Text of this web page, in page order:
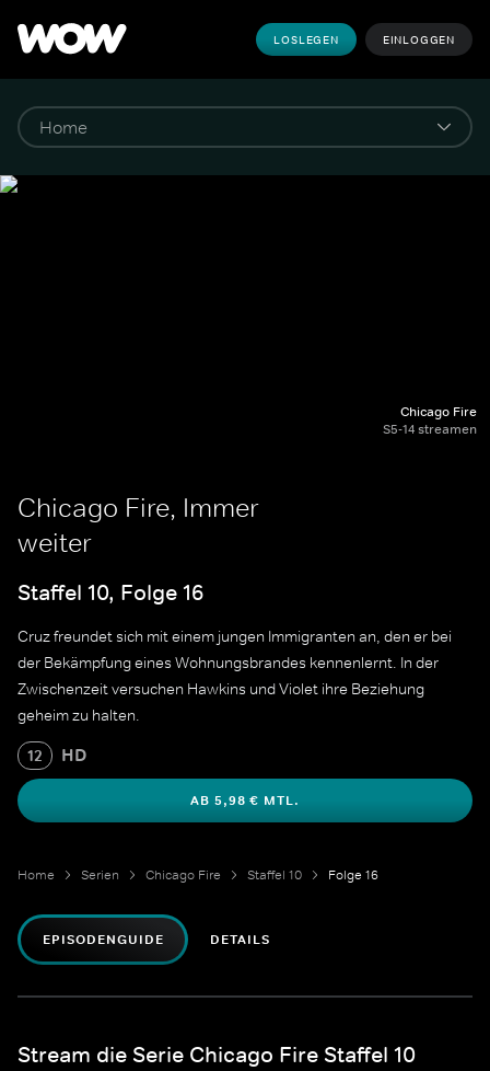
LOSLEGEN EINLOGGEN
Chicago Fire
S5-14 streamen
Chicago Fire, Immer
weiter
Staffel 10, Folge 16
Cruz freundet sich mit einem jungen Immigranten an, den er bei
der Bekämpfung eines Wohnungsbrandes kennenlernt. In der
Zwischenzeit versuchen Hawkins und Violet ihre Beziehung
geheim zu halten.
12 HD
AB 5,98 € MTL.
Home Serien Chicago Fire Staffel 10 Folge 16
EPISODENGUIDE DETAILS
Stream die Serie Chicago Fire Staffel 10